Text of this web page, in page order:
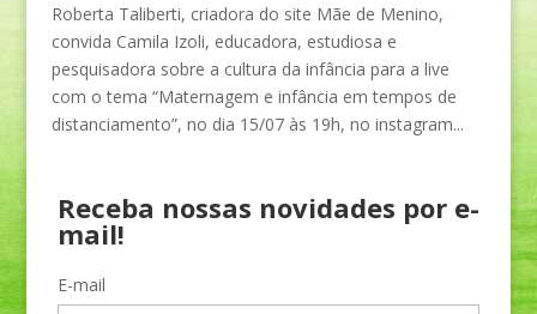
Roberta Taliberti, criadora do site Mãe de Menino,
convida Camila Izoli, educadora, estudiosa e
pesquisadora sobre a cultura da infância para a live
com o tema “Maternagem e infância em tempos de
distanciamento”, no dia 15/07 às 19h, no instagram...
Receba nossas novidades por e-
mail!
E-mail